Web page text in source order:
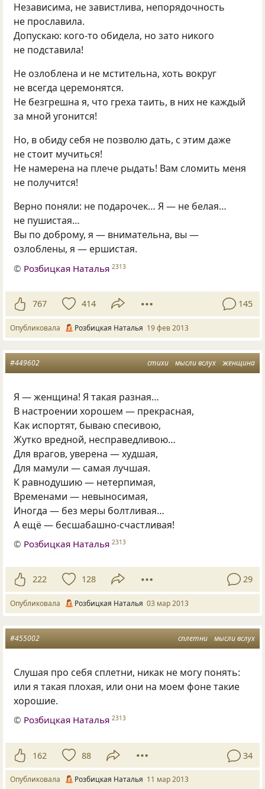
Независима, не завистлива, непорядочность
не прославила.
Допускаю: кого-то обидела, но зато никого
не подставила!
Не озлоблена и не мстительна, хоть вокруг
не всегда церемонятся.
Не безгрешна я, что греха таить, в них не каждый
за мной угонится!
Но, в обиду себя не позволю дать, с этим даже
не стоит мучиться!
Не намерена на плече рыдать! Вам сломить меня
не получится!
Верно поняли: не подарочек… Я — не белая…
не пушистая…
Вы по доброму, я — внимательна, вы —
озлоблены, я — ершистая.
© Розбицкая Наталья 2313
767 414 145
Опубликовала Розбицкая Наталья 19 фев 2013
стихи мысли вслух женщина
#449602
Я — женщина! Я такая разная…
В настроении хорошем — прекрасная,
Как испортят, бываю спесивою,
Жутко вредной, несправедливою…
Для врагов, уверена — худшая,
Для мамули — самая лучшая.
К равнодушию — нетерпимая,
Временами — невыносимая,
Иногда — без меры болтливая…
А ещё — бесшабашно-счастливая!
© Розбицкая Наталья 2313
222 128 29
Опубликовала Розбицкая Наталья 03 мар 2013
сплетни мысли вслух
#455002
Слушая про себя сплетни, никак не могу понять:
или я такая плохая, или они на моем фоне такие
хорошие.
© Розбицкая Наталья 2313
162 88 34
Опубликовала Розбицкая Наталья 11 мар 2013